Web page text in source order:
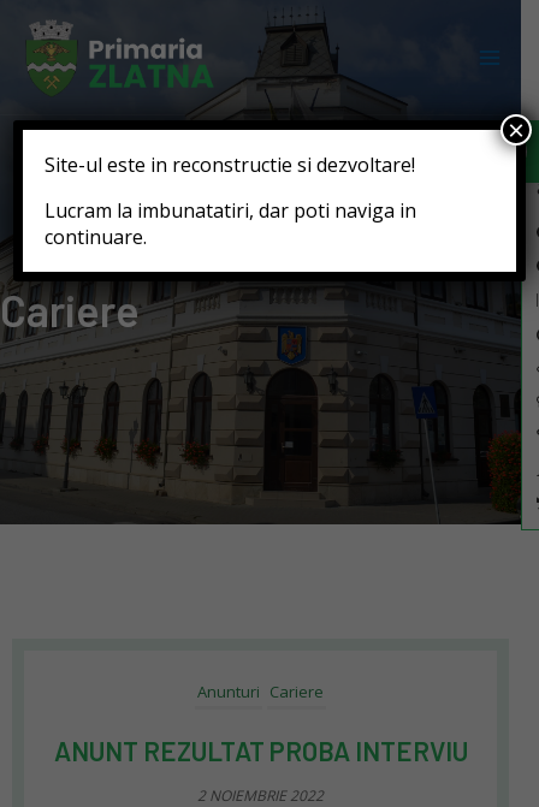
Cariere
Anunturi Cariere
ANUNT REZULTAT PROBA INTERVIU
2 NOIEMBRIE 2022
Site-ul este in reconstructie si dezvoltare!
Lucram la imbunatatiri, dar poti naviga in
continuare.
×